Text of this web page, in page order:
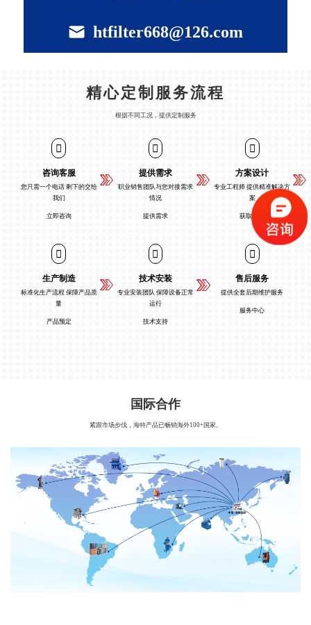
htfilter668@126.com
精心定制服务流程
根据不同工况，提供定制服务
咨询客服
您只需一个电话 剩下的交给
我们
立即咨询
提供需求
职业销售团队与您对接需求
情况
提供需求
方案设计
专业工程师 提供精准解决方
案
获取方案
生产制造
标准化生产流程 保障产品质
量
产品预定
技术安装
专业安装团队 保障设备正常
运行
技术支持
售后服务
提供全套后期维护服务
服务中心
国际合作
紧跟市场步伐，海特产品已畅销海外100+国家。